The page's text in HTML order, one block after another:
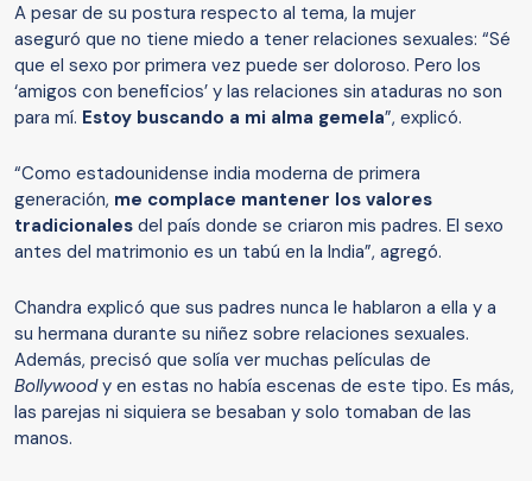
A pesar de su postura respecto al tema, la mujer
aseguró que no tiene miedo a tener relaciones sexuales: “Sé
que el sexo por primera vez puede ser doloroso. Pero los
‘amigos con beneficios’ y las relaciones sin ataduras no son
para mí. Estoy buscando a mi alma gemela”, explicó.
“Como estadounidense india moderna de primera
generación, me complace mantener los valores
tradicionales del país donde se criaron mis padres. El sexo
antes del matrimonio es un tabú en la India”, agregó.
Chandra explicó que sus padres nunca le hablaron a ella y a
su hermana durante su niñez sobre relaciones sexuales.
Además, precisó que solía ver muchas películas de
Bollywoody en estas no había escenas de este tipo. Es más,
las parejas ni siquiera se besaban y solo tomaban de las
manos.